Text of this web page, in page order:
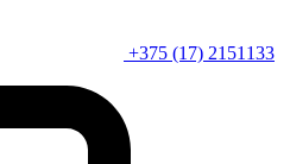
+375 (17) 2151133